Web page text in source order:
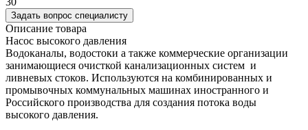
Задать вопрос специалисту
Описание товара
Насос высокого давления
Водоканалы, водостоки а также коммерческие организации
занимающиеся очисткой канализационных систем и
ливневых стоков. Используются на комбинированных и
промывочных коммунальных машинах иностранного и
Российского производства для создания потока воды
высокого давления.